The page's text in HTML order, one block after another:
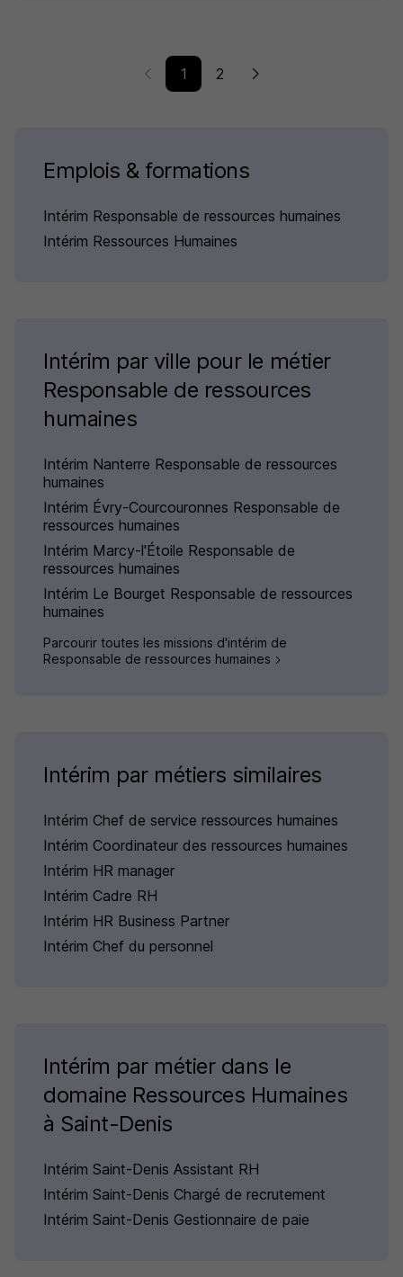
1 2
Emplois & formations
Intérim Responsable de ressources humaines
Intérim Ressources Humaines
Intérim par ville pour le métier
Responsable de ressources
humaines
Intérim Nanterre Responsable de ressources
humaines
Intérim Évry-Courcouronnes Responsable de
ressources humaines
Intérim Marcy-l'Étoile Responsable de
ressources humaines
Intérim Le Bourget Responsable de ressources
humaines
Parcourir toutes les missions d'intérim de
Responsable de ressources humaines
Intérim par métiers similaires
Intérim Chef de service ressources humaines
Intérim Coordinateur des ressources humaines
Intérim HR manager
Intérim Cadre RH
Intérim HR Business Partner
Intérim Chef du personnel
Intérim par métier dans le
domaine Ressources Humaines
à Saint-Denis
Intérim Saint-Denis Assistant RH
Intérim Saint-Denis Chargé de recrutement
Intérim Saint-Denis Gestionnaire de paie